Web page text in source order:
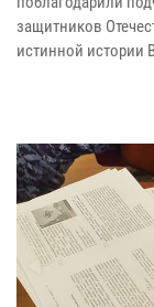
защитников
истинной истории